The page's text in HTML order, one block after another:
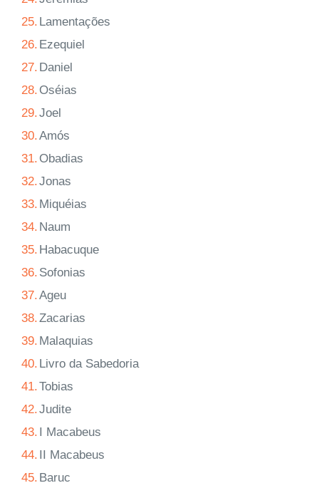
25. Lamentações
26. Ezequiel
27. Daniel
28. Oséias
29.Joel
30.Amós
31. Obadias
32.Jonas
33. Miquéias
34. Naum
35. Habacuque
36. Sofonias
37.Ageu
38.Zacarias
39. Malaquias
40. Livro da Sabedoria
41.Tobias
42.Judite
43. I Macabeus
44. II Macabeus
45. Baruc